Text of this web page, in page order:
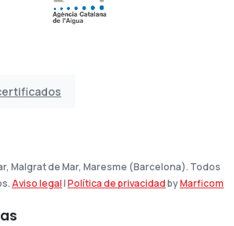
Malgrat de Mar, Maresme (Barcelona). Todos
Aviso legal|Política de privacidadbyMarficom